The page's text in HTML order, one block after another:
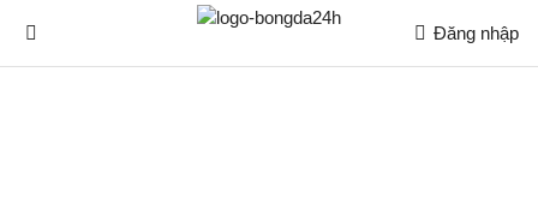
Đăng nhập